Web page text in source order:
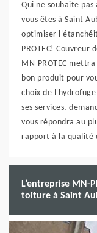
Qui ne souhaite
vous êtes à Saint
optimiser
PROTEC!
MN-PROTEC
bon produit pour
choix de
ses services,
vous répondra au
rapport à la qualité
L’entreprise MN-
toiture à Saint